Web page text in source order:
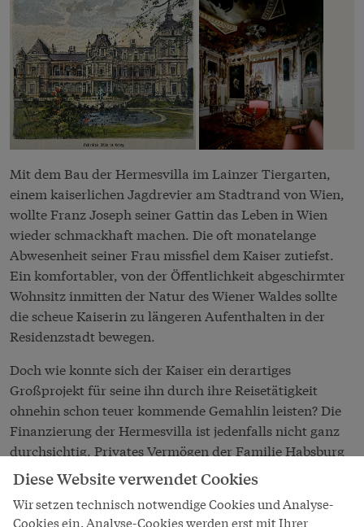
Mit dem Bau der Hermesvilla im Lainzer Tiergarten,
einem kaiserlichen Jagdrevier am Stadtrand von Wien,
wollte Franz Joseph seiner Gattin das Leben in Wien
wieder schmackhaft machen. Die oft monatelange
Abwesenheit seiner Frau missfiel dem Kaiser zutiefst.
Ein komfortabler, von der Öffentlichkeit abgeschirmter
Wohnsitz inmitten der Natur des Wiener Waldes sollte
die scheue Kaiserin zu längeren Aufenthalten in der
Residenzstadt bewegen.
Doch wie konnte sich der Kaiser ein derartiges
Großprojekt für seine ihn durch ihre Reisetätigkeit
ohnehin schon teuer kommende Gemahlin leisten? Die
Finanzierung der Hermesvilla ist jedenfalls nicht ganz
durchsichtig. Privates Vermögen der Familie Habsburg
und die Finanzen des Reiches wären laut Gesetz streng
zu trennen gewesen, die Mittel für den Bau einer
Sommervilla für Elisabeth in jedem Fall dem familiären
Diese Website verwendet Cookies
Wir setzen technisch notwendige Cookies und Analyse-
Cookies ein. Analyse-Cookies werden erst mit Ihrer